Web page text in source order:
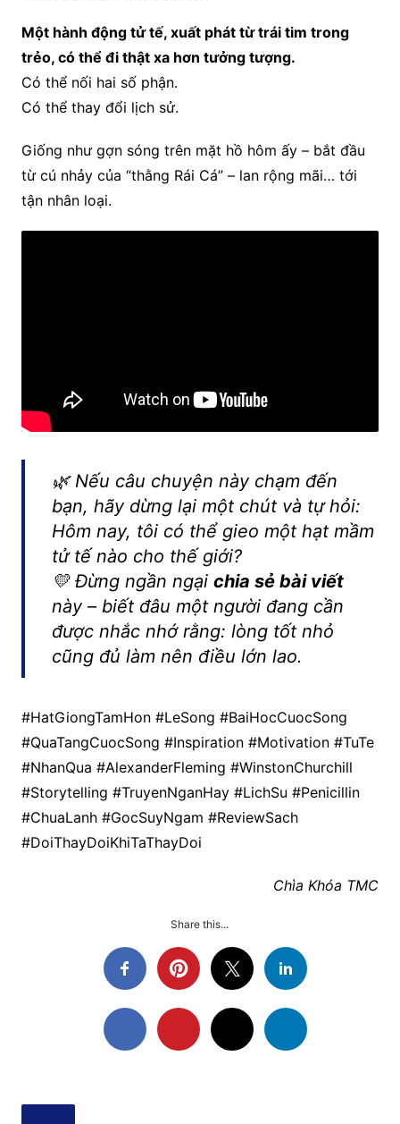
Một hành động tử tế, xuất phát từ trái tim trong
trẻo, có thể đi thật xa hơn tưởng tượng.
Có thể nối hai số phận.
Có thể thay đổi lịch sử.
Giống như gợn sóng trên mặt hồ hôm ấy – bắt đầu
từ cú nhảy của “thằng Rái Cá” – lan rộng mãi… tới
tận nhân loại.
🌿 Nếu câu chuyện này chạm đến
bạn, hãy dừng lại một chút và tự hỏi:
Hôm nay, tôi có thể gieo một hạt mầm
tử tế nào cho thế giới?
💛 Đừng ngần ngại chia sẻ bài viết
này – biết đâu một người đang cần
được nhắc nhớ rằng: lòng tốt nhỏ
cũng đủ làm nên điều lớn lao.
#HatGiongTamHon #LeSong #BaiHocCuocSong
#QuaTangCuocSong #Inspiration #Motivation #TuTe
#NhanQua #AlexanderFleming #WinstonChurchill
#Storytelling #TruyenNganHay #LichSu #Penicillin
#ChuaLanh #GocSuyNgam #ReviewSach
#DoiThayDoiKhiTaThayDoi
Chìa Khóa TMC
Share this...